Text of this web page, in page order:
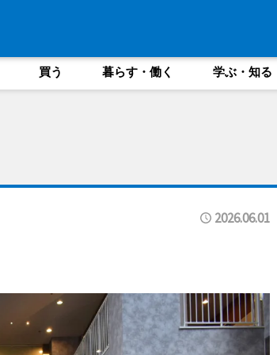
買う 暮らす・働く 学ぶ・知る
2026.06.01